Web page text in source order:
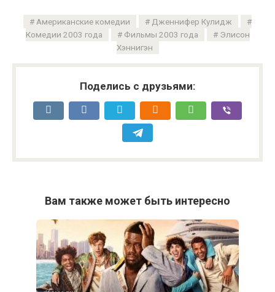
Американские комедии
Дженнифер Кулидж
Комедии 2003 года
Фильмы 2003 года
Элисон
Хэннигэн
Поделись с друзьями:
Вам также может быть интересно